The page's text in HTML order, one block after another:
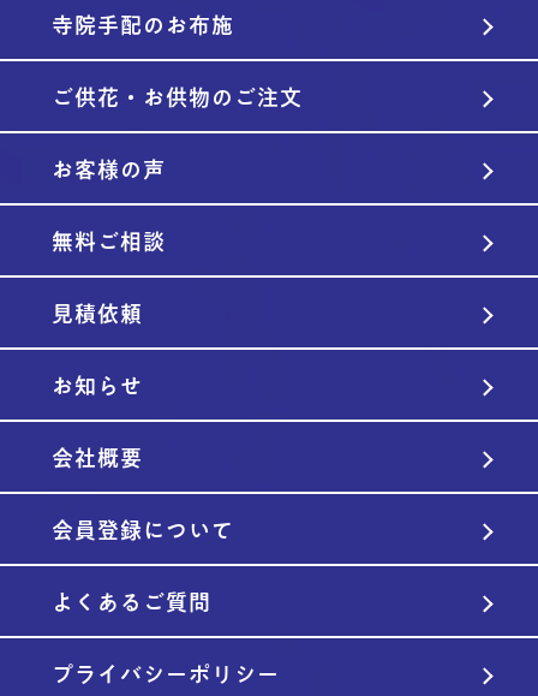
寺院手配のお布施
ご供花・お供物のご注文
お客様の声
無料ご相談
見積依頼
お知らせ
会社概要
会員登録について
よくあるご質問
プライバシーポリシー